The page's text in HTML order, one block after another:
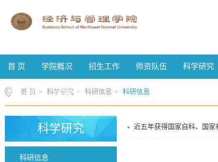
首 页 学院概况 招生工作 师资队伍 科学研究
校友工作 案例中心
首 页 > 科学研究 > 科研信息 > 科研信息
科学研究
科研信息
近五年获得国家自科、国